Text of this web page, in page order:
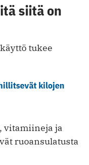
siitä on
tukee
kilojen
vitamiineja ja
ruoansulatusta